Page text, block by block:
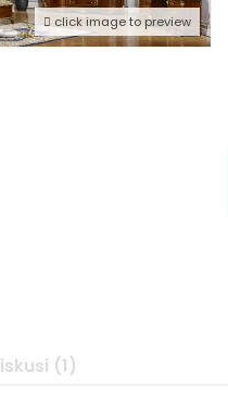
click image to preview
(1)